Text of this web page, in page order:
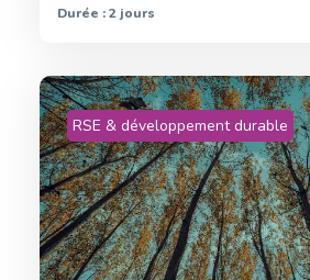
Durée : 2 jours
RSE & développement durable